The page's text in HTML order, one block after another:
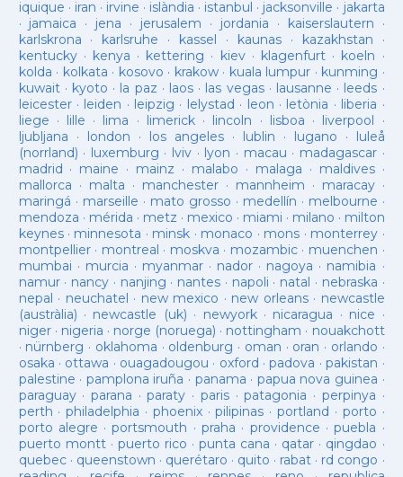
iquique · iran · irvine · islàndia · istanbul · jacksonville · jakarta
· jamaica · jena · jerusalem · jordania · kaiserslautern ·
karlskrona · karlsruhe · kassel · kaunas· kazakhstan ·
kentucky· kenya · kettering · kiev· klagenfurt · koeln ·
kolda · kolkata · kosovo · krakow· kuala lumpur · kunming ·
kuwait· kyoto · la paz · laos· las vegas· lausanne · leeds ·
leicester· leiden · leipzig · lelystad · leon · letònia · liberia ·
liege · lille · lima · limerick· lincoln · lisboa · liverpool ·
ljubljana · london · los angeles· lublin · lugano · luleå
(norrland) · luxemburg · lviv · lyon · macau · madagascar·
madrid · maine · mainz · malabo · malaga · maldives·
mallorca · malta · manchester· mannheim · maracay·
maringá · marseille · mato grosso · medellín · melbourne ·
mendoza · mérida · metz · mexico · miami · milano · milton
keynes· minnesota · minsk · monaco · mons · monterrey ·
montpellier· montreal · moskva · mozambic· muenchen ·
mumbai · murcia · myanmar· nador · nagoya · namibia ·
namur· nancy · nanjing · nantes · napoli · natal · nebraska ·
nepal · neuchatel · new mexico · new orleans· newcastle
(austràlia) · newcastle (uk) · newyork· nicaragua · nice ·
niger· nigeria · norge (noruega) · nottingham · nouakchott
· nürnberg · oklahoma · oldenburg · oman · oran · orlando ·
osaka · ottawa · ouagadougou · oxford ·padova ·pakistan ·
palestine · pamplona iruña · panama · papua nova guinea ·
paraguay· parana ·paraty · paris·patagonia · perpinya ·
perth ·philadelphia · phoenix·pilipinas ·portland · porto ·
porto alegre ·portsmouth ·praha · providence ·puebla ·
puerto montt· puerto rico ·punta cana · qatar · qingdao ·
quebec· queenstown · querétaro · quito · rabat · rd congo ·